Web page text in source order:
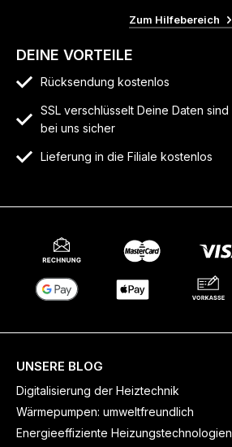
Zum Hilfebereich
DEINE VORTEILE
Rücksendung kostenlos
SSL verschlüsselt Deine Daten sind
bei uns sicher
Lieferung in die Filiale kostenlos
UNSERE BLOG
Digitalisierung der Heiztechnik
Wärmepumpen: umweltfreundlich
Energieeffiziente Heizungstechnologien